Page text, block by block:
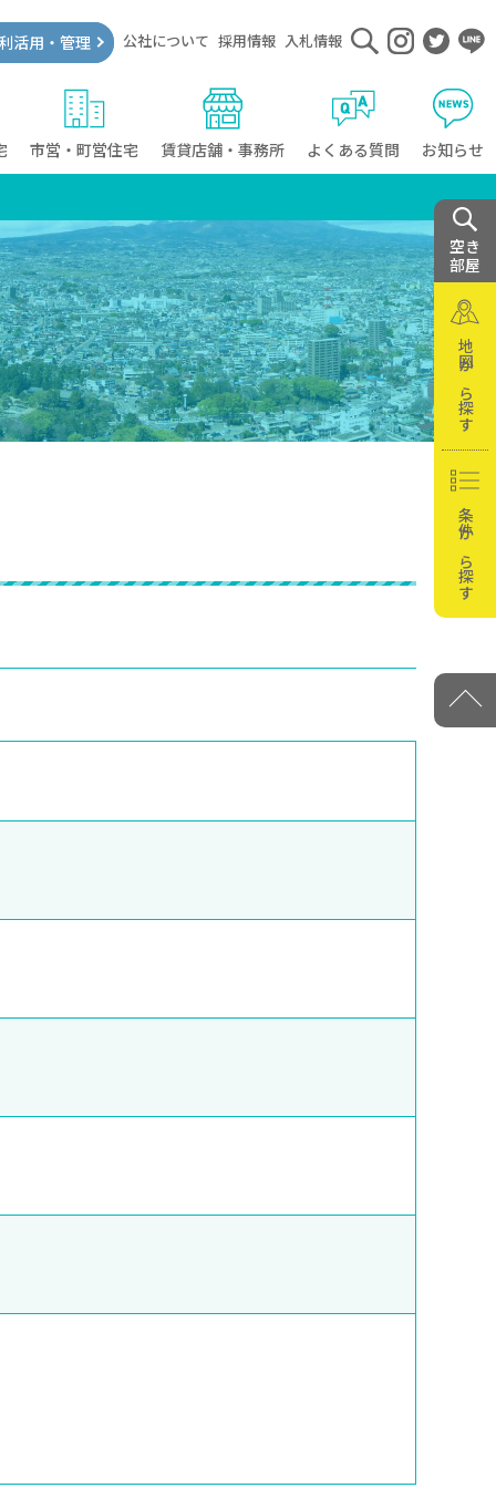
市営・町営住宅 賃貸店舗・事務所 よくある質問 お知らせ
利活用・管理 公社について 採用情報 入札情報
空き
部屋
地図から探す
条件から探す